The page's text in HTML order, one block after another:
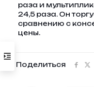
раза и
24,5 раза. Он
сравнению с
цены.
Поделиться